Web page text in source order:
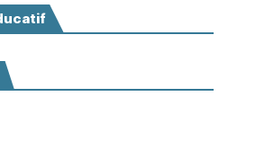
long de votre transition